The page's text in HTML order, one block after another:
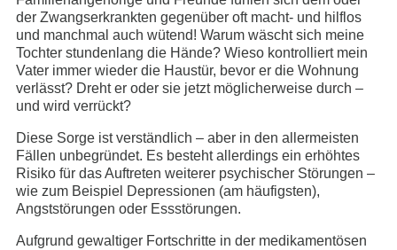
der Zwangserkrankten gegenüber oft macht- und hilflos
und manchmal auch wütend! Warum wäscht sich meine
Tochter stundenlang die Hände? Wieso kontrolliert mein
Vater immer wieder die Haustür, bevor er die Wohnung
verlässt? Dreht er oder sie jetzt möglicherweise durch –
und wird verrückt?
Diese Sorge ist verständlich – aber in den allermeisten
Fällen unbegründet. Es besteht allerdings ein erhöhtes
Risiko für das Auftreten weiterer psychischer Störungen –
wie zum Beispiel Depressionen (am häufigsten),
Angststörungen oder Essstörungen.
Aufgrund gewaltiger Fortschritte in der medikamentösen